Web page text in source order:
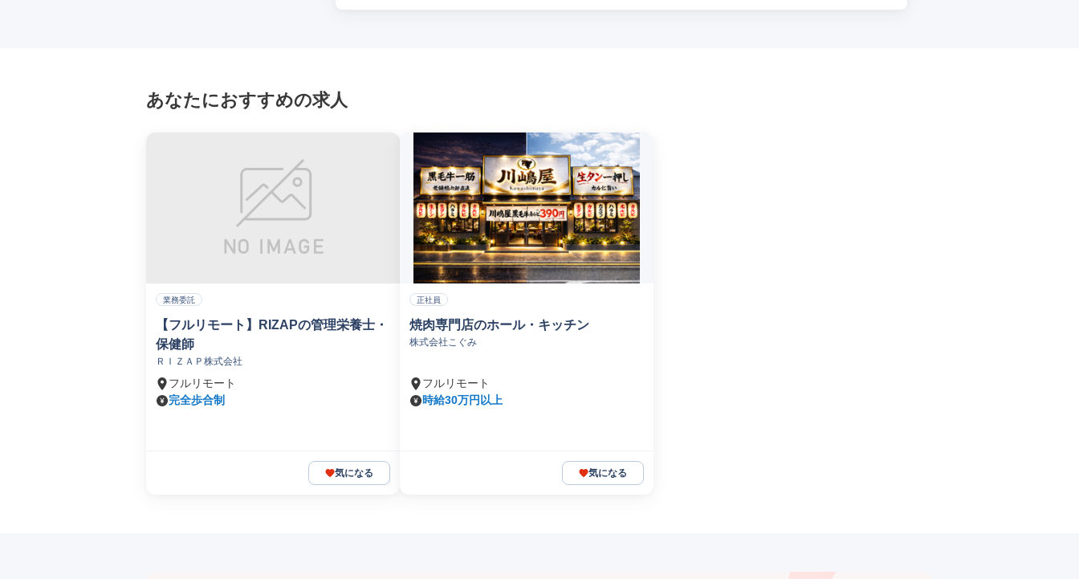
あなたにおすすめの求人
業務委託
【フルリモート】RIZAPの管理栄養士・
保健師
ＲＩＺＡＰ株式会社
フルリモート
完全歩合制
気になる
正社員
焼肉専門店のホール・キッチン
株式会社こぐみ
フルリモート
時給30万円以上
気になる